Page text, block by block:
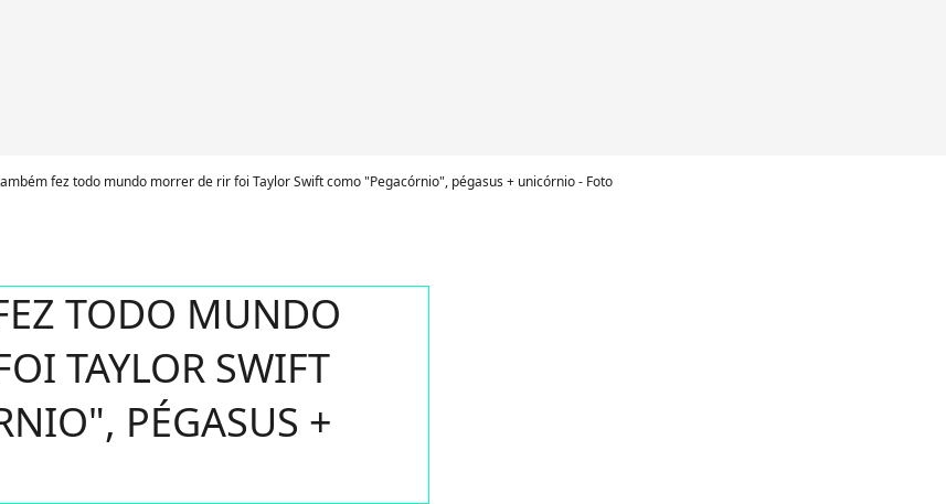
fez todo mundo morrer de rir foi Taylor Swift como "Pegacórnio", pégasus + unicórnio - Foto
TODO MUNDO
TAYLOR SWIFT
PÉGASUS +